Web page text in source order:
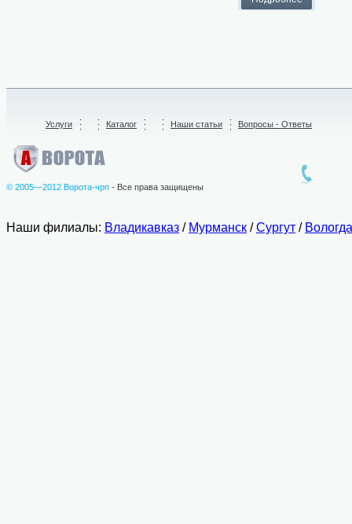
Услуги Каталог Наши статьи Вопросы - Ответы
© 2005—2012 Ворота-чрп - Все права защищены
Наши филиалы: Владикавказ / Мурманск /Сургут / Вологда